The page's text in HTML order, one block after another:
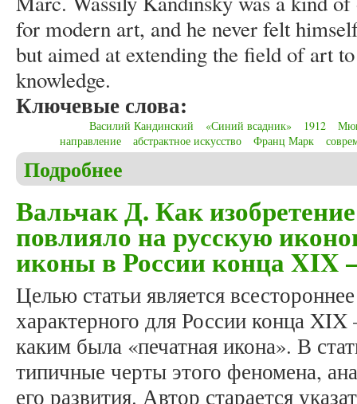
for modern art, and he never felt
but aimed at extending the field of art
knowledge.
Ключевые слова:
Василий Кандинский «Синий всадник» 1912
направление
абстрактное искусство Франц Марк
Подробнее
Вальчак Д. Как
повлияло на русскую
иконы в России конца XIX
Целью статьи является
характерного для России конца XIX
каким была «печатная икона». В
типичные черты этого феномена,
его развития. Автор старается